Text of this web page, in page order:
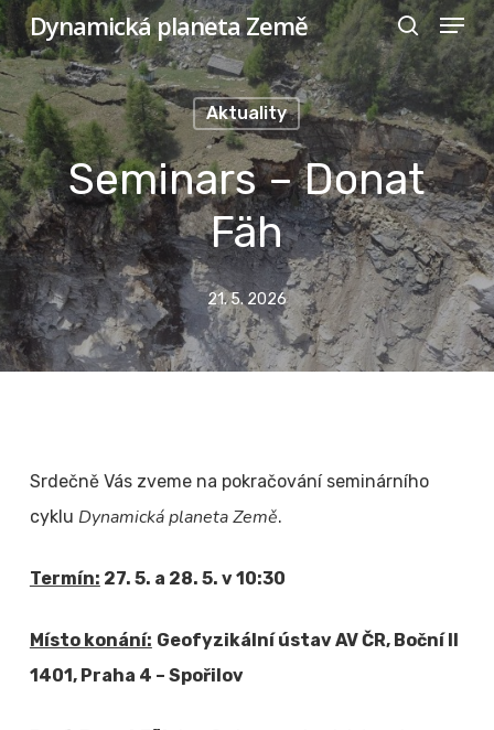
Skip
to
main
content
Dynamická planeta Země
search
Menu
Aktuality
Seminars – Donat
Fäh
21. 5. 2026
Srdečně Vás zveme na pokračování seminárního
cyklu Dynamická planeta Země.
Termín: 27. 5. a 28. 5. v 10:30
Místo konání: Geofyzikální ústav AV ČR, Boční II
1401, Praha 4 – Spořilov
Close
Menu